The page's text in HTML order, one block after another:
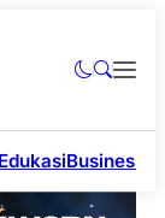
EdukasiBusiness